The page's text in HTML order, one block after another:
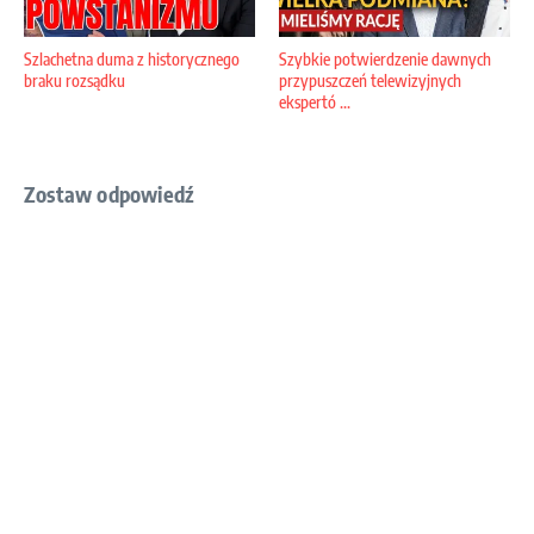
Szlachetna duma z historycznego
braku rozsądku
Szybkie potwierdzenie dawnych
przypuszczeń telewizyjnych
ekspertó ...
Zostaw odpowiedź